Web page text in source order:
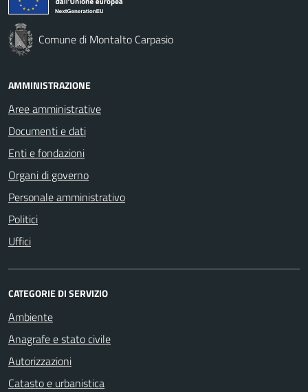
Comune di Montalto Carpasio
AMMINISTRAZIONE
Aree amministrative
Documenti e dati
Enti e fondazioni
Organi di governo
Personale amministrativo
Politici
Uffici
CATEGORIE DI SERVIZIO
Ambiente
Anagrafe e stato civile
Autorizzazioni
Catasto e urbanistica